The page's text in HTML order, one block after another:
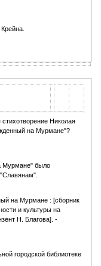
Николая
на Мурмане"?
Мурмане" было
на Мурмане : [сборник
и культуры на
Н. Благова]. -
городской библиотеке